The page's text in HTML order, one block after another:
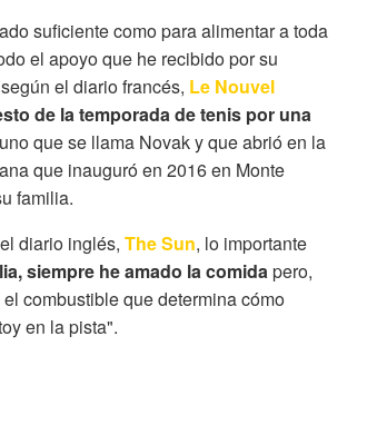
suficiente como para alimentar a toda
el apoyo que he recibido por su
según el diario francés, Le Nouvel
de la temporada de tenis por una
que se llama Novak y que abrió en la
que inauguró en 2016 en Monte
familia.
diario inglés, The Sun, lo importante
siempre he amado la comidapero,
combustible que determina cómo
en la pista".